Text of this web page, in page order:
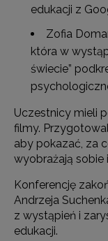
edukacji z
Zofia
która w
świecie”
Uczestnicy mieli
filmy.
aby pokazać, za
wyobrażają sobie
Konferencję
Andrzeja
z wystąpień i
edukacji.